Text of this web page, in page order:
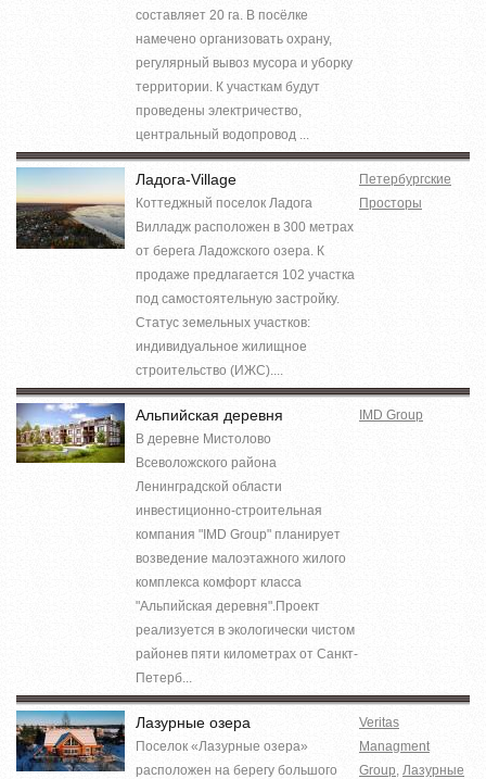
составляет 20 га. В посёлке
намечено организовать охрану,
регулярный вывоз мусора и уборку
территории. К участкам будут
проведены электричество,
центральный водопровод ...
Ладога-Village
Коттеджный поселок Ладога
Вилладж расположен в 300 метрах
от берега Ладожского озера. К
продаже предлагается 102 участка
под самостоятельную застройку.
Статус земельных участков:
индивидуальное жилищное
строительство (ИЖС)....
Петербургские
Просторы
Альпийская деревня
В деревне Мистолово
Всеволожского района
Ленинградской области
инвестиционно-строительная
компания "IMD Group" планирует
возведение малоэтажного жилого
комплекса комфорт класса
"Альпийская деревня".Проект
реализуется в экологически чистом
районев пяти километрах от Санкт-
Петерб...
IMD Group
Лазурные озера
Поселок «Лазурные озера»
расположен на берегу большого
Veritas
Managment
Group Лазурные